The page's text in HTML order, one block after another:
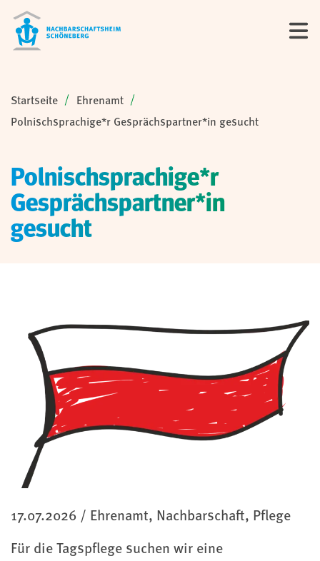
Sie sind hier:
Startseite
Ehrenamt
Polnischsprachige*r Gesprächspartner*in gesucht
Polnischsprachige*r
Gesprächspartner*in
gesucht
17.07.2026 / Kategorie
Ehrenamt, Nachbarschaft, Pflege
Für die Tagspflege suchen wir eine